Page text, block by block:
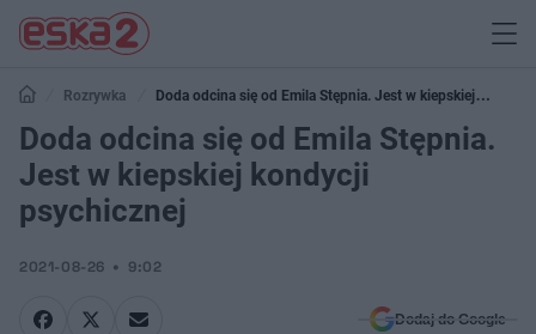
Rozrywka
Doda odcina się od Emila Stępnia. Jest w kiepskiej
kondycji psychicznej
Doda odcina się od Emila Stępnia.
Jest w kiepskiej kondycji
psychicznej
2021-08-26 9:02
Dodaj do Google